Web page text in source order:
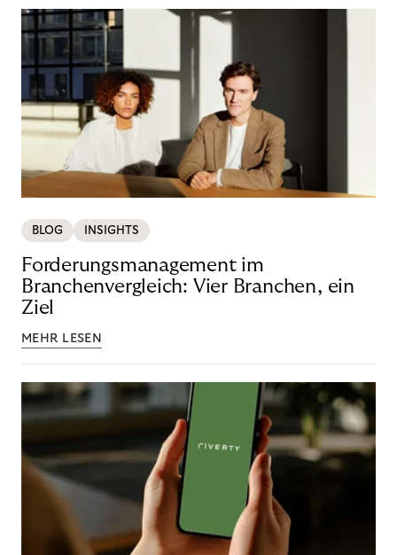
BLOG INSIGHTS
Forderungsmanagement im
Branchenvergleich: Vier Branchen, ein
Ziel
MEHR LESEN